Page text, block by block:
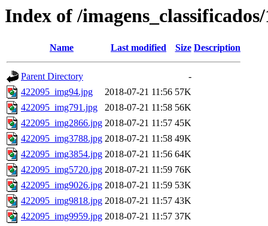
Index of /
Name Last modified Size Description
Parent Directory
-
422095_img94.jpg
2018-07-21 11:56 57K
422095_img791.jpg
2018-07-21 11:58 56K
422095_img2866.jpg 2018-07-21 11:57 45K
422095_img3788.jpg 2018-07-21 11:58 49K
422095_img3854.jpg 2018-07-21 11:56 64K
422095_img5720.jpg 2018-07-21 11:59 76K
422095_img9026.jpg 2018-07-21 11:59 53K
422095_img9818.jpg 2018-07-21 11:57 43K
422095_img9959.jpg 2018-07-21 11:57 37K